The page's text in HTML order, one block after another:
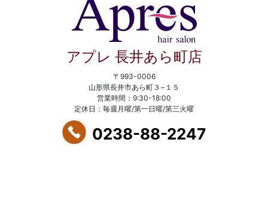
アプレ 長井あら町店
〒993-0006
山形県長井市あら町３−１５
営業時間：9:30-18:00
定休日：毎週月曜/第一日曜/第三火曜
0238-88-2247